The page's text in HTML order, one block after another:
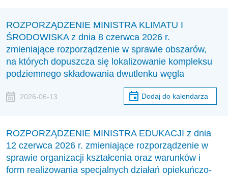
ROZPORZĄDZENIE MINISTRA KLIMATU I
ŚRODOWISKA z dnia 8 czerwca 2026 r.
zmieniające rozporządzenie w sprawie obszarów,
na których dopuszcza się lokalizowanie kompleksu
podziemnego składowania dwutlenku węgla
2026-06-13 Dodaj do kalendarza
ROZPORZĄDZENIE MINISTRA EDUKACJI z dnia
12 czerwca 2026 r. zmieniające rozporządzenie w
sprawie organizacji kształcenia oraz warunków i
form realizowania specjalnych działań opiekuńczo-